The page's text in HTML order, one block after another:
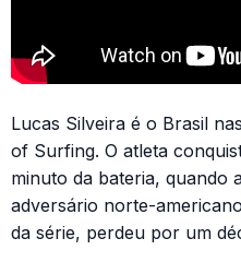
Lucas Silveira é o Brasil
of Surfing. O atleta
minuto da bateria, quando
adversário norte-
da série, perdeu por um